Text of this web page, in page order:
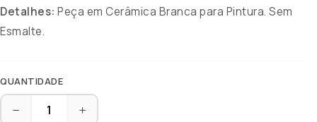
Detalhes: Peça em Cerâmica Branca para Pintura. Sem
Esmalte.
QUANTIDADE